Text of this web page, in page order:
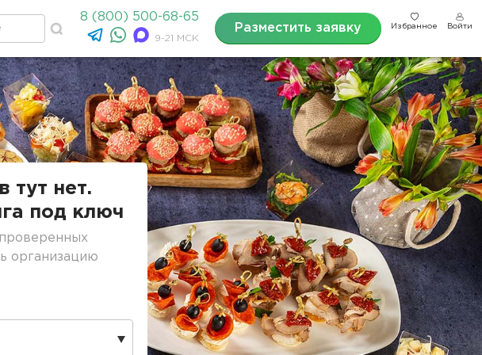
8 (800) 500-68-65
9-21 МСК
Разместить заявку Избранное Войти
тут нет.
под ключ
организацию